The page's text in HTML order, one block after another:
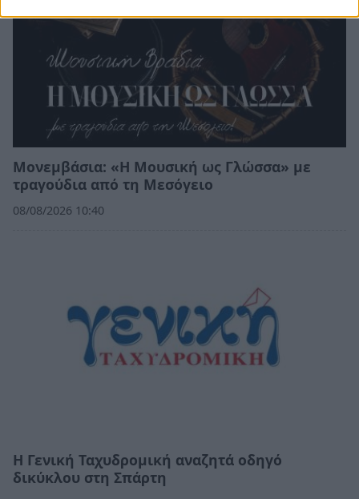
Μονεμβάσια: «Η Μουσική ως Γλώσσα» με
τραγούδια από τη Μεσόγειο
08/08/2026 10:40
Η Γενική Ταχυδρομική αναζητά οδηγό
δικύκλου στη Σπάρτη